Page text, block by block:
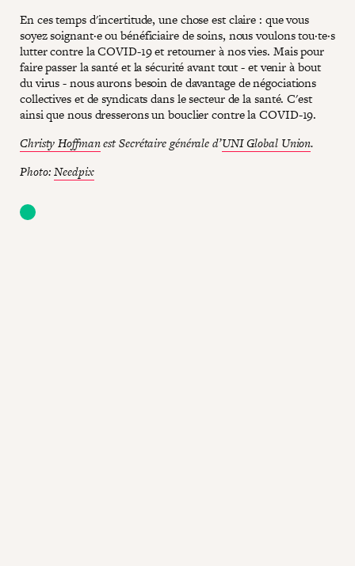
En ces temps d'incertitude, une chose est claire : que vous
soyez soignant·e ou bénéficiaire de soins, nous voulons tou·te·s
lutter contre la COVID-19 et retourner à nos vies. Mais pour
faire passer la santé et la sécurité avant tout - et venir à bout
du virus - nous aurons besoin de davantage de négociations
collectives et de syndicats dans le secteur de la santé. C'est
ainsi que nous dresserons un bouclier contre la COVID-19.
Christy Hoffmanest Secrétaire générale d’UNI Global Union.
Photo:Needpix